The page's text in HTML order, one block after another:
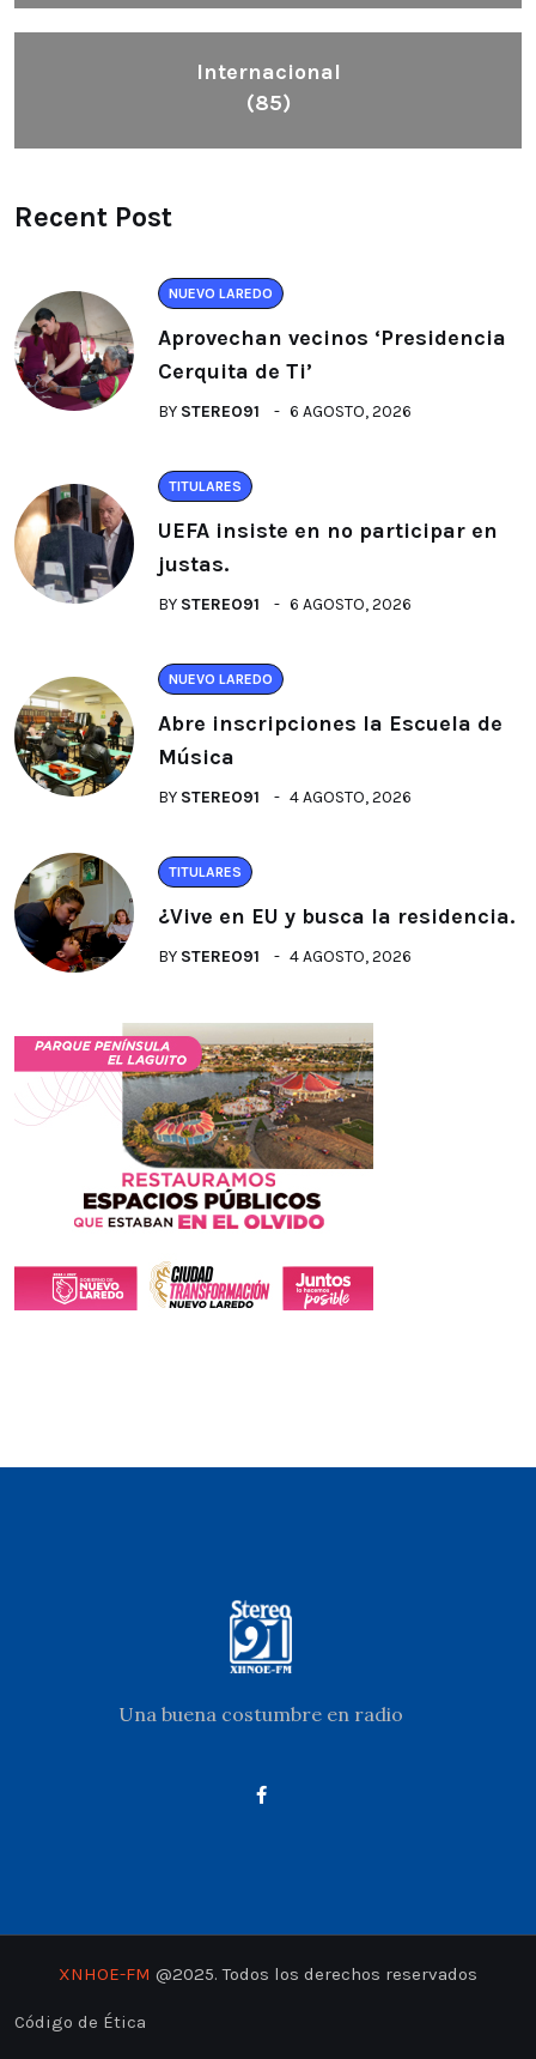
Internacional
(85)
Recent Post
NUEVO LAREDO
Aprovechan vecinos ‘Presidencia
Cerquita de Ti’
BY STEREO91 6 AGOSTO, 2026
TITULARES
UEFA insiste en no participar en
justas.
BY STEREO91 6 AGOSTO, 2026
NUEVO LAREDO
Abre inscripciones la Escuela de
Música
BY STEREO91 4 AGOSTO, 2026
TITULARES
¿Vive en EU y busca la residencia.
BY STEREO91 4 AGOSTO, 2026
Una buena costumbre en radio
XNHOE-FM @2025. Todos los derechos reservados
Código de Ética